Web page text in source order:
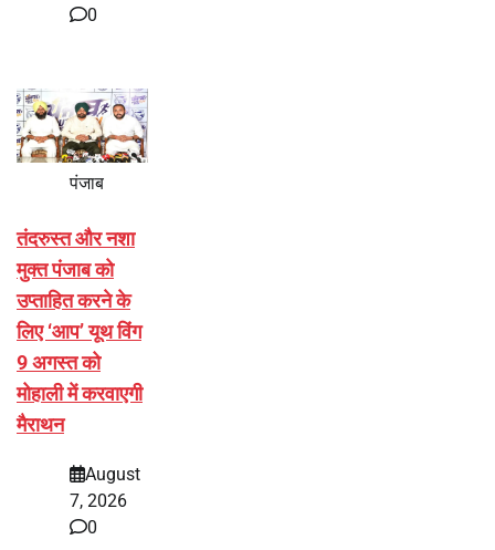
0
पंजाब
तंदरुस्त और नशा
मुक्त पंजाब को
उप्ताहित करने के
लिए ‘आप’ यूथ विंग
9 अगस्त को
मोहाली में करवाएगी
मैराथन
August
7, 2026
0